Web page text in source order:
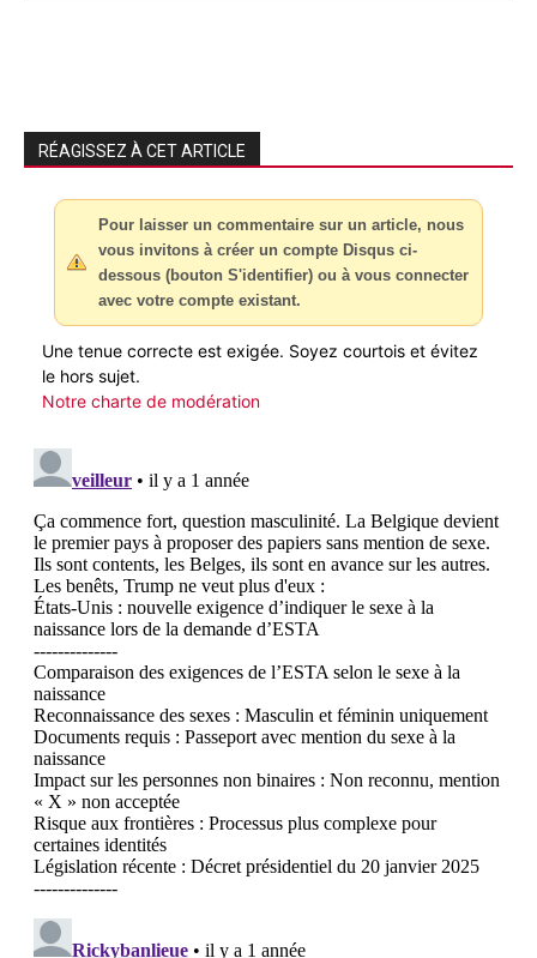
RÉAGISSEZ À CET ARTICLE
Pour laisser un commentaire sur un article, nous
vous invitons à créer un compte Disqus ci-
dessous (bouton S'identifier) ou à vous connecter
avec votre compte existant.
Une tenue correcte est exigée. Soyez courtois et évitez
le hors sujet.
Notre charte de modération